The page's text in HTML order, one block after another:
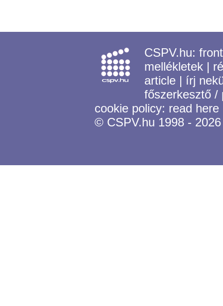
CSPV.hu:
mellékletek |
article | írj
főszerkesztő
cookie policy: read here
© CSPV.hu 1998 - 2026